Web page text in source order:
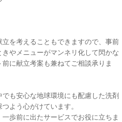
を考えることもできますので、事前
やメニューがマンネリ化して閃かな
に献立考案も兼ねてご相談承りま
も安心な地球環境にも配慮した洗剤
よう心がけています。
歩前に出たサービスでお役に立ちま